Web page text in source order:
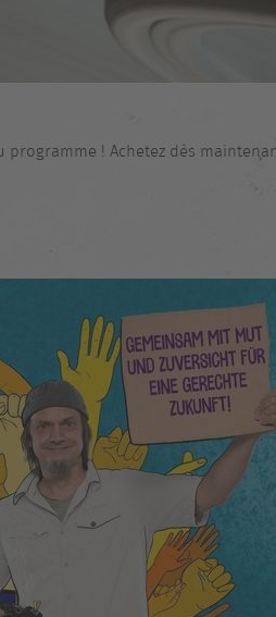
! Achetez dès